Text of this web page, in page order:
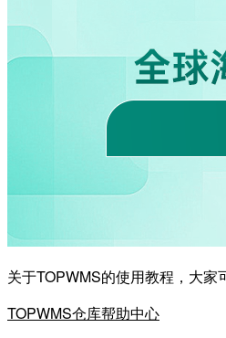
关于TOPWMS的使用教程，大家
TOPWMS仓库帮助中心